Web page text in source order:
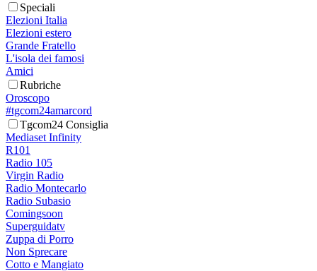
Speciali
Elezioni Italia
Elezioni estero
Grande Fratello
L'isola dei famosi
Amici
Rubriche
Oroscopo
#tgcom24amarcord
Tgcom24 Consiglia
Mediaset Infinity
R101
Radio 105
Virgin Radio
Radio Montecarlo
Radio Subasio
Comingsoon
Superguidatv
Zuppa di Porro
Non Sprecare
Cotto e Mangiato